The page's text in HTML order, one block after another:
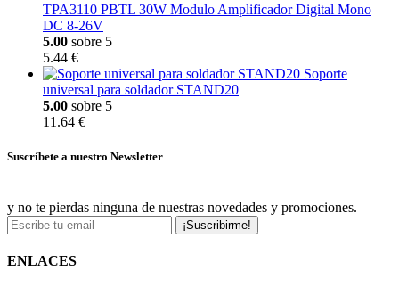
TPA3110 PBTL 30W Modulo Amplificador Digital Mono
DC 8-26V
5.00 sobre 5
5.44 €
Soporte
universal para soldador STAND20
5.00 sobre 5
11.64 €
Suscríbete a nuestro Newsletter
y no te pierdas ninguna de nuestras novedades y promociones.
¡Suscribirme!
ENLACES